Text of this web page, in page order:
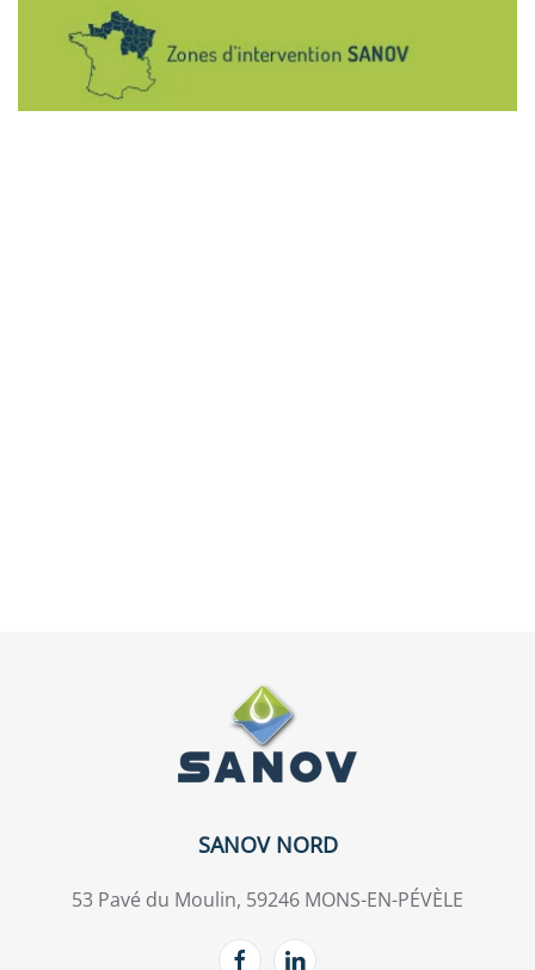
SANOV NORD
53 Pavé du Moulin, 59246 MONS-EN-PÉVÈLE